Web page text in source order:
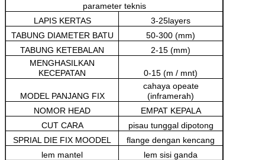
parameter teknis
LAPIS KERTAS
3-25layers
TABUNG DIAMETER BATU
50-300 (mm)
TABUNG KETEBALAN
2-15 (mm)
MENGHASILKAN
KECEPATAN
0-15 (m / mnt)
MODEL PANJANG FIX
cahaya opeate
(inframerah)
NOMOR HEAD
EMPAT KEPALA
CUT CARA
pisau tunggal dipotong
SPRIAL DIE FIX MOODEL
flange dengan kencang
lem mantel
lem sisi ganda